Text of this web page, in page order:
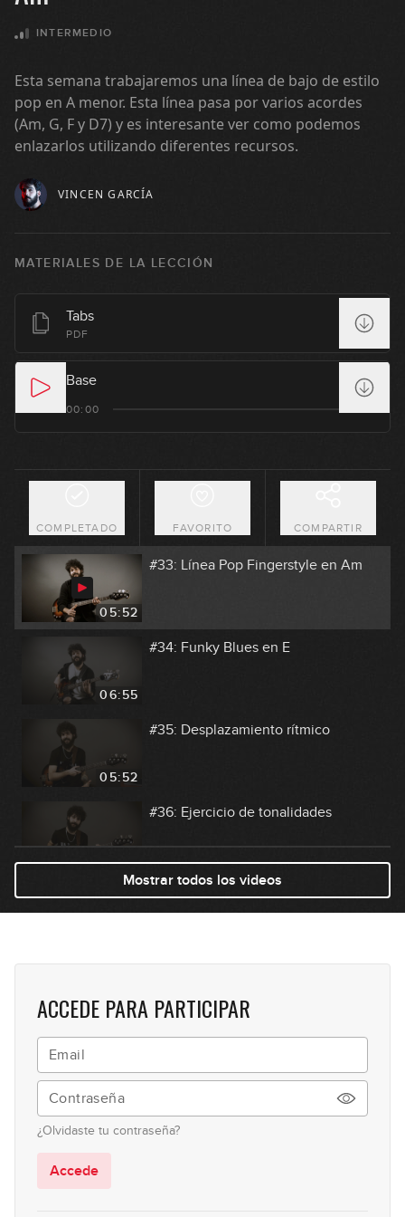
INTERMEDIO
Esta semana trabajaremos una línea de bajo de estilo
pop en A menor. Esta línea pasa por varios acordes
(Am, G, F y D7) y es interesante ver como podemos
enlazarlos utilizando diferentes recursos.
VINCEN GARCÍA
MATERIALES DE LA LECCIÓN
Tabs
PDF
Base
00:00
COMPLETADO FAVORITO COMPARTIR
06:29
04:36
#27: Fingerstyle Groove en Cm
05:50
#28: Happy Funk en Dm
#29: Hip Hop en Am
03:38
04:47
#32: Groove Funk en Ebm (Lizzo)
05:52
#33: Línea Pop Fingerstyle en Am
06:55
#34: Funky Blues en E
05:52
#35: Desplazamiento rítmico
06:15
#36: Ejercicio de tonalidades
#37: Ejercicio de sextas
08:52
07:42
Mostrar todos los videos
ACCEDE PARA PARTICIPAR
¿Olvidaste tu contraseña?
Accede